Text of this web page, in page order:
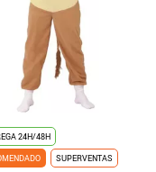
24H/48H
SUPERVENTAS